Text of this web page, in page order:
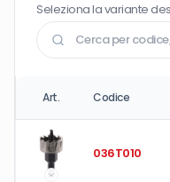
Seleziona la variante
Art. Codice
036T010